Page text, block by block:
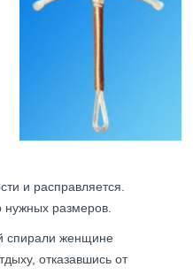
и расправляется.
нужных размеров.
спирали женщине
отказавшись от